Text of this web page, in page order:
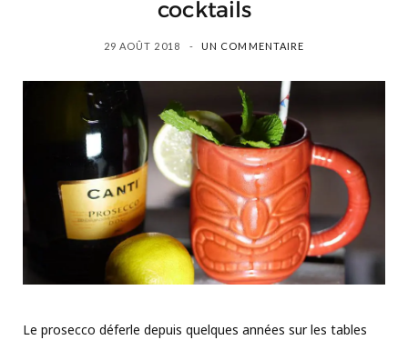
cocktails
29 AOÛT 2018 UN COMMENTAIRE
Le prosecco déferle depuis quelques années sur les tables